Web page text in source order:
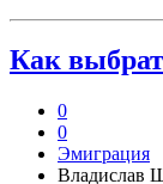
Как
0
0
Эмиграция
Владислав